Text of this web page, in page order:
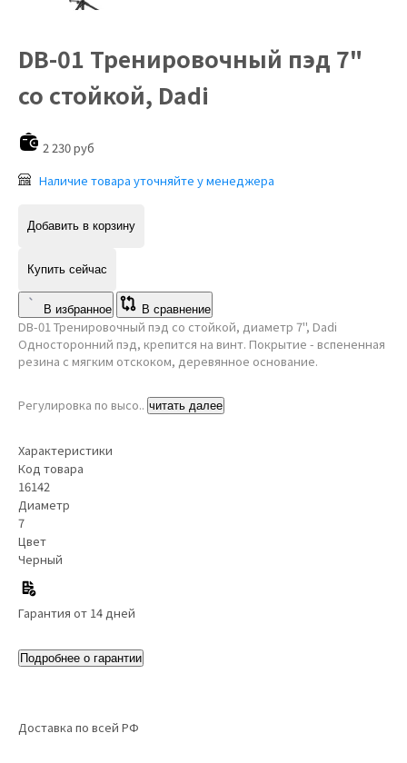
DB-01 Тренировочный пэд 7"
со стойкой, Dadi
2 230 руб
Наличие товара уточняйте у менеджера
Добавить в корзину
Купить сейчас
В избранное В сравнение
DB-01 Тренировочный пэд со стойкой, диаметр 7", Dadi
Односторонний пэд, крепится на винт. Покрытие - вспененная
резина с мягким отскоком, деревянное основание.
Регулировка по высо.. читать далее
Характеристики
Код товара
16142
Диаметр
7
Цвет
Черный
Гарантия от 14 дней
Подробнее о гарантии
Доставка по всей РФ